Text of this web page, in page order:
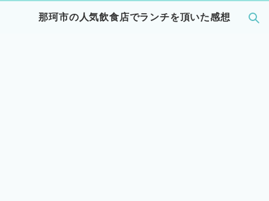
那珂市の人気飲食店でランチを頂いた感想